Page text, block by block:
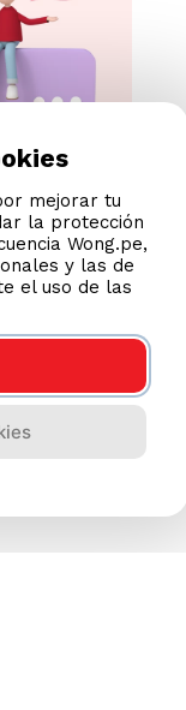
mejorar tu
la protección
Wong.pe,
y las de
el uso de las